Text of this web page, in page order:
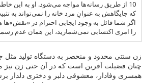
10 از طریق رسانه‌ها مواجه می‌شود. او به این خاطر مورد بی‌احترامی قرار می‌گیرد
که جایگاهش به عنوانِ مرد خانه را نمی‌تواند به
اگر شما قائل به وجود ایجابی احترام در «نقش»‌ها
را امری اکتسابی نمی‌شمارید، این همان عدم
زن سنتی محدود و منحصر به دستگاه تولید
چنان فضیلت آفرین است که در آن حتی زن نیز
همسری وفادار، معشوقی دلبر و دختری دلدار